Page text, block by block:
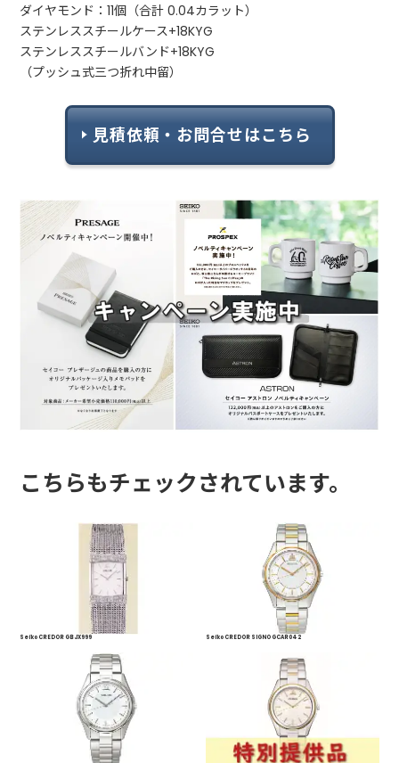
ダイヤモンド：11個（合計 0.04カラット）
ステンレススチールケース+18KYG
ステンレススチールバンド+18KYG
（プッシュ式三つ折れ中留）
見積依頼・お問合せはこちら
こちらもチェックされています。
Seiko CREDOR GBJX999 Seiko CREDOR SIGNO GCAR042